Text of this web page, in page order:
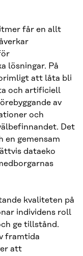
får en allt
lösningar. På
att låta bli
och artificiell
av
och
Det
en gemensam
dataeko
kvaliteten på
individens roll
ge tillstånd.
framtida
att